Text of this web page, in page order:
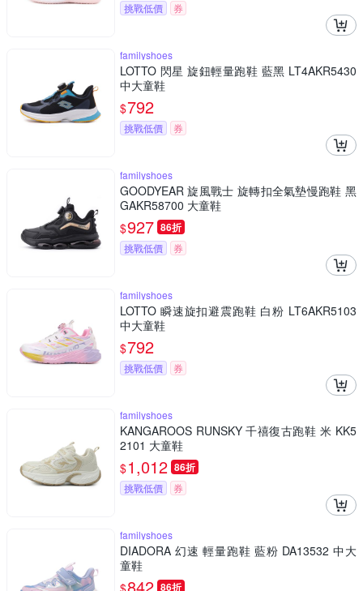
挑戰低價
券
familyshoes
LOTTO 閃星 旋鈕輕量跑鞋 藍黑 LT4AKR5430
中大童鞋
$792
挑戰低價 券
familyshoes
GOODYEAR 旋風戰士 旋轉扣全氣墊慢跑鞋 黑
GAKR58700 大童鞋
$927 86折
挑戰低價 券
familyshoes
LOTTO 瞬速旋扣避震跑鞋 白粉 LT6AKR5103
中大童鞋
$792
挑戰低價 券
familyshoes
KANGAROOS RUNSKY 千禧復古跑鞋 米 KK5
2101 大童鞋
$1,012 86折
挑戰低價 券
familyshoes
DIADORA 幻速 輕量跑鞋 藍粉 DA13532 中大
童鞋
86折